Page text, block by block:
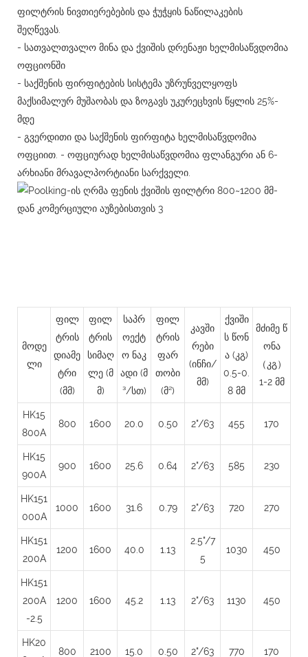
ფილტრის ნივთიერებების და ჭუჭყის ნაწილაკების
შეღწევას.
- სათვალთვალო მინა და ქვიშის დრენაჟი ხელმისაწვდომია
ოფციონში
- საქშენის ფირფიტების სისტემა უზრუნველყოფს
მაქსიმალურ მუშაობას და ზოგავს უკურეცხვის წყლის 25%-
მდე
- გვერდითი და საქშენის ფირფიტა ხელმისაწვდომია
ოფციით. - ოფციურად ხელმისაწვდომია ფლანგური ან 6-
არხიანი მრავალპორტიანი სარქველი.
მოდე
ლი
ფილ
ტრის
დიამე
ტრი
(მმ)
ფილ
ტრის
სიმაღ
ლე (მ
მ)
საპრ
ოექტ
ო ნაკ
ადი (მ
³/სთ)
ფილ
ტრის
ფარ
თობი
(მ²)
კავში
რები
(ინჩი/
მმ)
ქვიში
ს წონ
ა (კგ)
0.5-0.
8 მმ
მძიმე წ
ონა
（კგ）
1-2 მმ
HK15
800A
800 1600 20.0 0.50 2"/63 455 170
HK15
900A
900 1600 25.6 0.64 2"/63 585 230
HK151
000A
1000 1600 31.6 0.79 2"/63 720 270
HK151
200A
1200 1600 40.0 1.13
2.5"/7
5
1030 450
HK151
200A
-2.5
1200 1600 45.2 1.13 2"/63 1130 450
HK20
800 2100 15.0 0.50 2"/63 770 170